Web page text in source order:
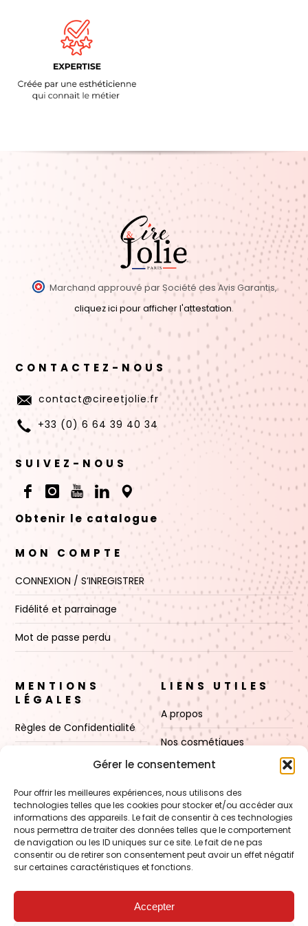
Gérer le consentement
Pour offrir les meilleures expériences, nous utilisons des
technologies telles que les cookies pour stocker et/ou accéder aux
informations des appareils. Le fait de consentir à ces technologies
nous permettra de traiter des données telles que le comportement
de navigation ou les ID uniques sur ce site. Le fait de ne pas
consentir ou de retirer son consentement peut avoir un effet négatif
sur certaines caractéristiques et fonctions.
Accepter
Marchand approuvé par Société des Avis Garantis,
cliquez ici pour afficher l'attestation.
CONTACTEZ-NOUS
contact@cireetjolie.fr
+33 (0) 6 64 39 40 34
SUIVEZ-NOUS
Obtenir le catalogue
MON COMPTE
CONNEXION / S’INREGISTRER
Fidélité et parrainage
Mot de passe perdu
MENTIONS
LÉGALES
Règles de Confidentialité
Politique de cookies (UE)
LIENS UTILES
A propos
Nos cosmétiques
Nos cires
Boutique
Contact
FORMATION – Udef Academy